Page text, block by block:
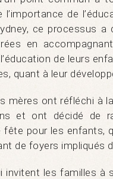
l’importance de
ce processus a
en
de leurs
quant à leur
mères ont réfléchi à
et ont décidé de
fête pour les enfants,
de foyers impliqués
invitent les familles à